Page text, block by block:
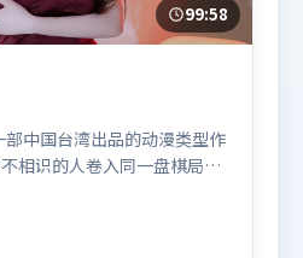
99:58
中国台湾出品的动漫类型作
相识的人卷入同一盘棋局，
影与美术共同营造出强烈地
许鞍华执导，提莫西·查拉
尤，托尼·贾、宋康昊等联